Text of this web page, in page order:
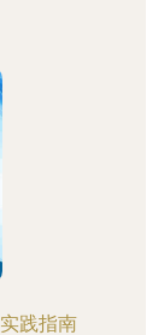
践指南